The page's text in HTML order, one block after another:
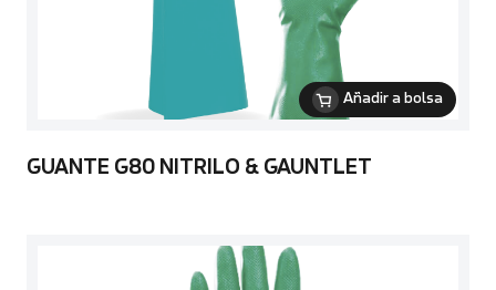
Añadir a bolsa
GUANTE G80 NITRILO & GAUNTLET